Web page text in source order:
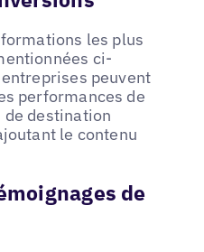
les plus
ci-
peuvent
performances de
de destination
le contenu
de